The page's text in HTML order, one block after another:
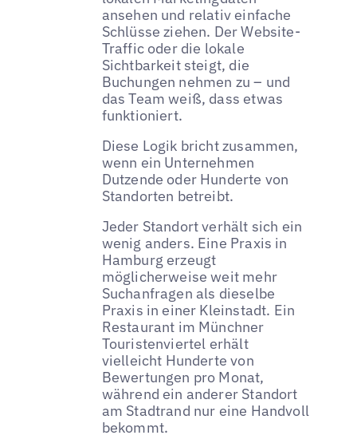
ansehen und relativ einfache
Schlüsse ziehen. Der Website-
Traffic oder die lokale
Sichtbarkeit steigt, die
Buchungen nehmen zu – und
das Team weiß, dass etwas
funktioniert.
Diese Logik bricht zusammen,
wenn ein Unternehmen
Dutzende oder Hunderte von
Standorten betreibt.
Jeder Standort verhält sich ein
wenig anders. Eine Praxis in
Hamburg erzeugt
möglicherweise weit mehr
Suchanfragen als dieselbe
Praxis in einer Kleinstadt. Ein
Restaurant im Münchner
Touristenviertel erhält
vielleicht Hunderte von
Bewertungen pro Monat,
während ein anderer Standort
am Stadtrand nur eine Handvoll
bekommt.